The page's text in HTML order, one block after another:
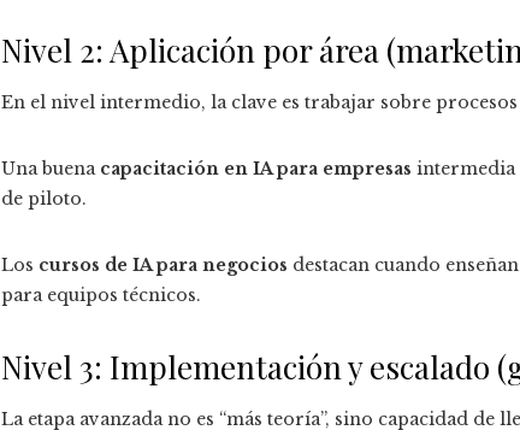
Nivel 2: Aplicación por área
En el nivel intermedio, la clave es trabajar sobre
Una buena capacitación en IA para empresas intermedia
de piloto.
Los cursos de IA para negocios destacan cuando
para equipos técnicos.
Nivel 3: Implementación y escalado
La etapa avanzada no es “más teoría”, sino capacidad